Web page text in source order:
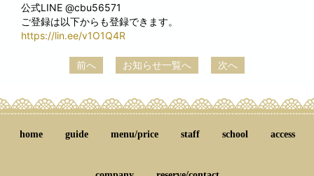
公式LINE @cbu56571
ご登録は以下からも登録できます。
https://lin.ee/v1O1Q4R
前へ お知らせ一覧へ 次へ
home guide menu/price staff school access